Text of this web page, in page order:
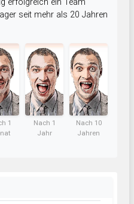
erfolgreich ein Team
seit mehr als 20 Jahren
1
Nach 1
Jahr
Nach 10
Jahren